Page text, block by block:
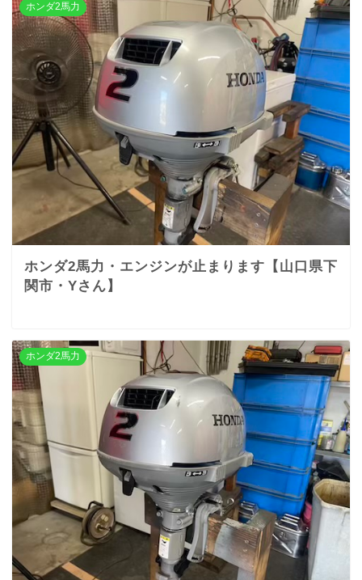
ホンダ2馬力
ホンダ2馬力・エンジンが止まります【山口県下
関市・Yさん】
ホンダ2馬力